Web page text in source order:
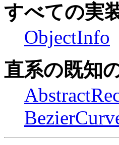
すべての実
ObjectInfo
直系の既知